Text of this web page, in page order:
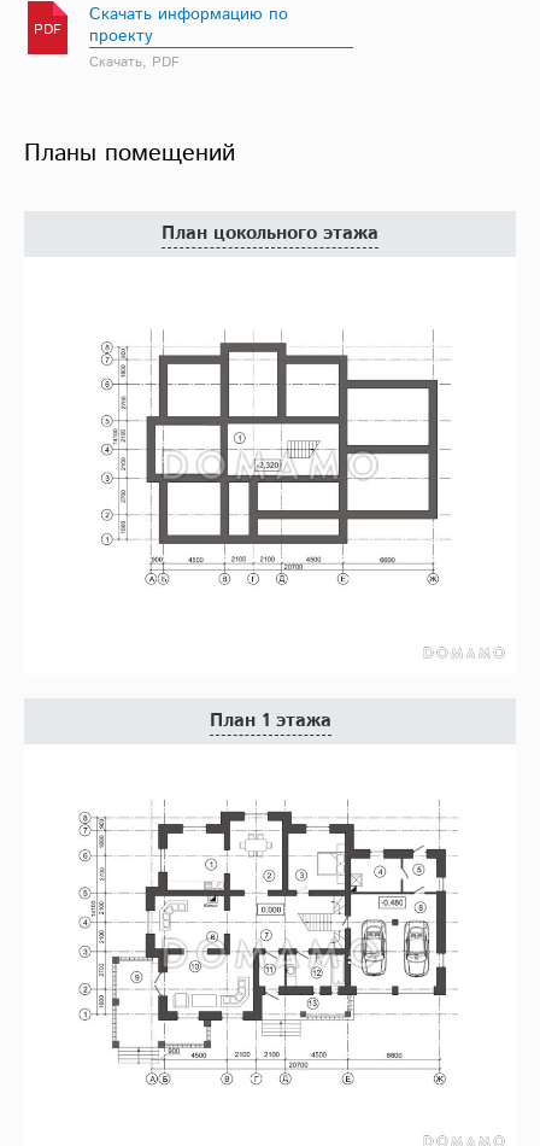
PDF
Скачать информацию по
проекту
Скачать, PDF
Планы помещений
План цокольного этажа
План 1 этажа